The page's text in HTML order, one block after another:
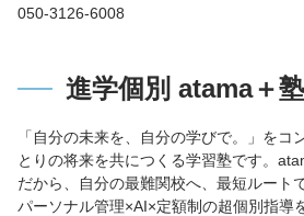
050-3126-6008
進学個別 atama＋
「自分の未来を、自分の学びで。」をコ
とりの将来を共につくる学習塾です。
だから、自分の最難関校へ、最短ルート
パーソナル管理×AI×定額制の超個別指導